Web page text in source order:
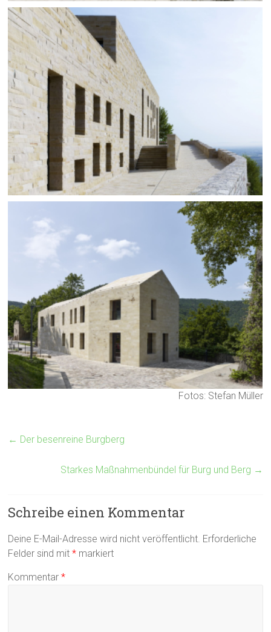
Fotos: Stefan Müller
← Der besenreine Burgberg
Starkes Maßnahmenbündel für Burg und Berg →
Schreibe einen Kommentar
Deine E-Mail-Adresse wird nicht veröffentlicht. Erforderliche
Felder sind mit* markiert
Kommentar*